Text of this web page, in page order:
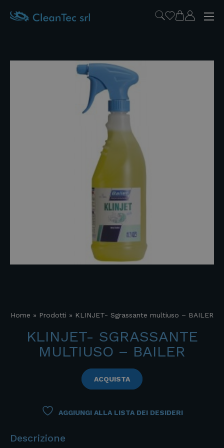
Home » Prodotti » KLINJET- Sgrassante multiuso – BAILER
KLINJET- SGRASSANTE
MULTIUSO – BAILER
ACQUISTA
AGGIUNGI ALLA LISTA DEI DESIDERI
Descrizione